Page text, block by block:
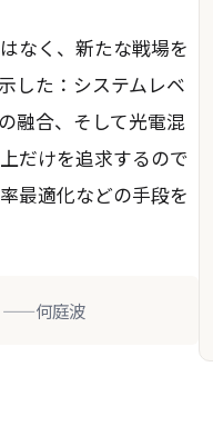
なく、新たな戦場を
した：システムレベ
融合、そして光電混
だけを追求するので
最適化などの手段を
——何庭波